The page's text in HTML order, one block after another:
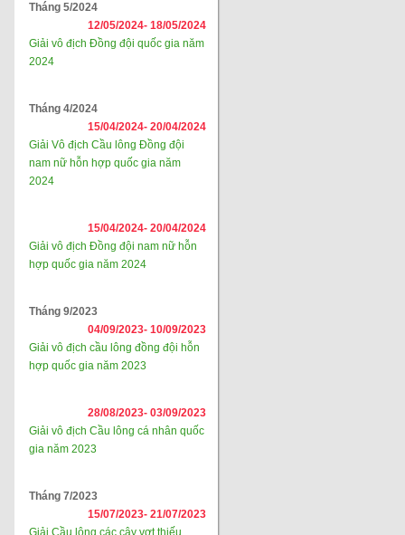
Tháng 5/2024
12/05/2024- 18/05/2024
Giải vô địch Đồng đội quốc gia năm
2024
Tháng 4/2024
15/04/2024- 20/04/2024
Giải Vô địch Cầu lông Đồng đội
nam nữ hỗn hợp quốc gia năm
2024
15/04/2024- 20/04/2024
Giải vô địch Đồng đội nam nữ hỗn
hợp quốc gia năm 2024
Tháng 9/2023
04/09/2023- 10/09/2023
Giải vô địch cầu lông đồng đội hỗn
hợp quốc gia năm 2023
28/08/2023- 03/09/2023
Giải vô địch Cầu lông cá nhân quốc
gia năm 2023
Tháng 7/2023
15/07/2023- 21/07/2023
Giải Cầu lông các cây vợt thiếu